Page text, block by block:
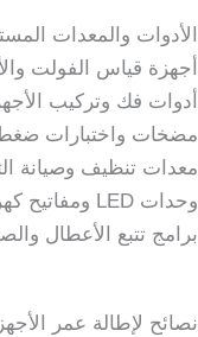
الأدوات والمعدات
أجهزة قياس الفولت
أدوات فك وتركيب
مضخات واختبارات
معدات تنظيف وصيانة
وحدات LED ومفاتيح كهربائية حديثة للصيانة الكهربائية.
برامج تتبع الأعطال
نصائح لإطالة عمر